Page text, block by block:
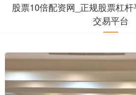
股票10倍配资网_正规股票杠
交易平台